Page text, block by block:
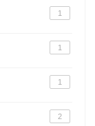
1
1
1
2